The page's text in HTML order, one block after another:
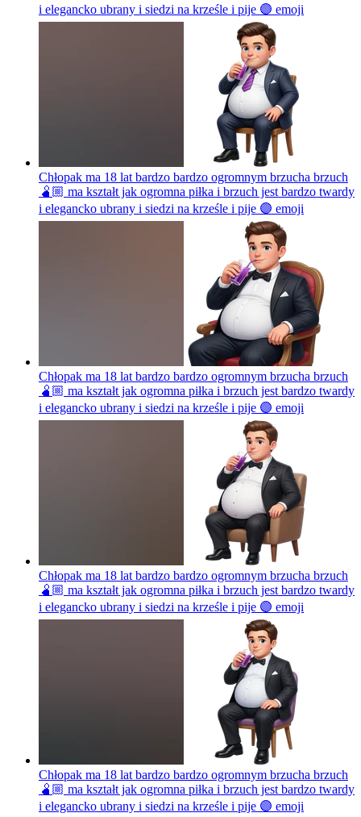
i elegancko ubrany i siedzi na krześle i pije 🟣 emoji
Chłopak ma 18 lat bardzo bardzo ogromnym brzucha brzuch
🫄🏼 ma kształt jak ogromna piłka i brzuch jest bardzo twardy
i elegancko ubrany i siedzi na krześle i pije 🟣 emoji
Chłopak ma 18 lat bardzo bardzo ogromnym brzucha brzuch
🫄🏼 ma kształt jak ogromna piłka i brzuch jest bardzo twardy
i elegancko ubrany i siedzi na krześle i pije 🟣 emoji
Chłopak ma 18 lat bardzo bardzo ogromnym brzucha brzuch
🫄🏼 ma kształt jak ogromna piłka i brzuch jest bardzo twardy
i elegancko ubrany i siedzi na krześle i pije 🟣 emoji
Chłopak ma 18 lat bardzo bardzo ogromnym brzucha brzuch
🫄🏼 ma kształt jak ogromna piłka i brzuch jest bardzo twardy
i elegancko ubrany i siedzi na krześle i pije 🟣 emoji